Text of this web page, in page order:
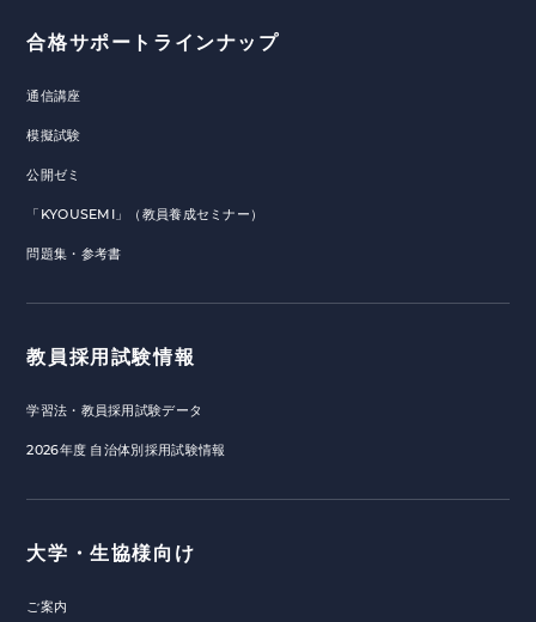
合格サポートラインナップ
通信講座
模擬試験
公開ゼミ
「KYOUSEMI」（教員養成セミナー）
問題集・参考書
教員採用試験情報
学習法・教員採用試験データ
2026年度 自治体別採用試験情報
大学・生協様向け
ご案内